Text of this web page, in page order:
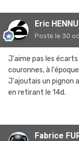
Eric
Posté le 30
J'aime pas les
couronnes, à
J'ajoutais un pignon
en retirant le 14d.
Fabrice